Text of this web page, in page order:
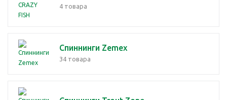
4 товара
Спиннинги Zemex
34 товара